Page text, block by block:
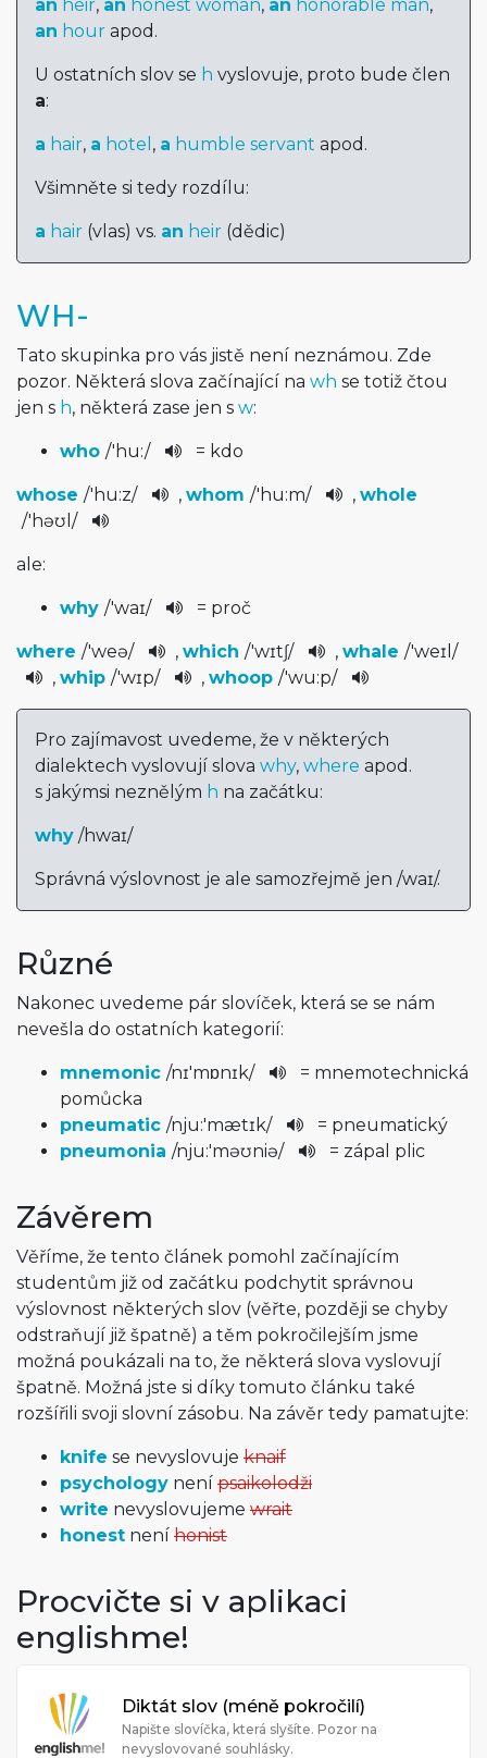
an heir, an honest woman, an honorable man,
an hour apod.
U ostatních slov se h vyslovuje, proto bude člen
a:
a hair, a hotel , a humble servant apod.
Všimněte si tedy rozdílu:
a hair (vlas) vs. an heir (dědic)
WH-
Tato skupinka pro vás jistě není neznámou. Zde
pozor. Některá slova začínající na wh se totiž čtou
jen s h, některá zase jen s w:
who /'hu:/ = kdo
whose /'hu:z/ , whom /'hu:m/ , whole
/'həʊl /
ale:
why /'waɪ/ = proč
where /'weə/ , which /'wɪtʃ/ , whale /'weɪl /
, whip /'wɪp/ , whoop /'wu:p/
Pro zajímavost uvedeme, že v některých
dialektech vyslovují slova why, where apod.
s jakýmsi neznělým h na začátku:
why /hwaɪ/
Správná výslovnost je ale samozřejmě jen /waɪ/.
Různé
Nakonec uvedeme pár slovíček, která se se nám
nevešla do ostatních kategorií:
mnemonic /nɪ'mɒnɪk­/
= mnemotechnická
pomůcka
pneumatic /nju:'mæt­ɪk/
= pneumatický
pneumonia /nju:'məʊni­ə/ = zápal plic
Závěrem
Věříme, že tento článek pomohl začínajícím
studentům již od začátku podchytit správnou
výslovnost některých slov (věřte, později se chyby
odstraňují již špatně) a těm pokročilejším jsme
možná poukázali na to, že některá slova vyslovují
špatně. Možná jste si díky tomuto článku také
rozšířili svoji slovní zásobu. Na závěr tedy pamatujte:
knife se nevyslovuje knaif
psychology není psaikolodži
write nevyslovujeme wrait
honest není honist
Procvičte si v aplikaci
englishme!
Diktát slov (méně pokročilí)
Napište slovíčka, která slyšíte. Pozor na
nevyslovované souhlásky.